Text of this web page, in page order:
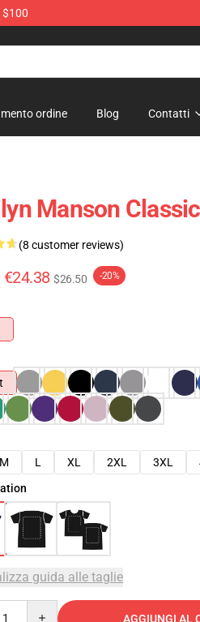
$100
ordine Blog Contatti
Manson
(8 customer reviews)
€24.38 $26.50 -20%
M L XL 2XL 3XL
guida alle taglie
AGGIUNGI AL